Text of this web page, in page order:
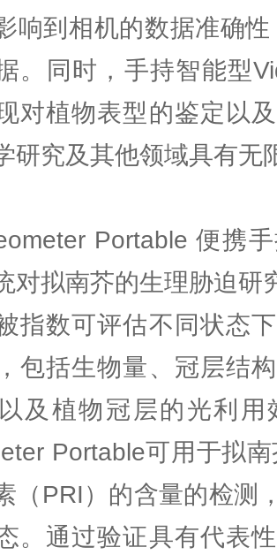
响到相机的数据准确
。同时，手持智能型
对植物表型的鉴定以
研究及其他领域具有无
Portable 便携
对拟南芥的生理胁迫研
指数可评估不同状态
包括生物量、冠层结
及植物冠层的光利
Portable可用于拟
（PRI）的含量的检测
。通过验证具有代表